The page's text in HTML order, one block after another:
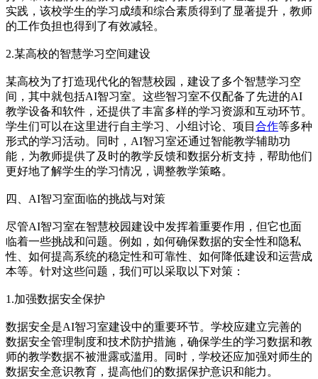
实践，该校学生的学习成绩和综合素质得到了显著提升，教师
的工作负担也得到了有效减轻。
2.某高校的智慧学习空间建设
某高校为了打造现代化的智慧校园，建设了多个智慧学习空
间，其中就包括AI智习室。这些智习室不仅配备了先进的AI
教学设备和软件，还提供了丰富多样的学习资源和互动环节。
学生们可以在这里进行自主学习、小组讨论、项目 合作等多种
形式的学习活动。同时，AI智习室还通过智能教学辅助功
能，为教师提供了及时的教学反馈和数据分析支持，帮助他们
更好地了解学生的学习情况，调整教学策略。
四、AI智习室面临的挑战与对策
尽管AI智习室在智慧校园建设中发挥着重要作用，但它也面
临着一些挑战和问题。例如，如何确保数据的安全性和隐私
性、如何提高系统的稳定性和可靠性、如何降低建设和运营成
本等。针对这些问题，我们可以采取以下对策：
1.加强数据安全保护
数据安全是AI智习室建设中的重要环节。学校应建立完善的
数据安全管理制度和技术防护措施，确保学生的学习数据和教
师的教学数据不被泄露或滥用。同时，学校还应加强对师生的
数据安全意识教育，提高他们的数据保护意识和能力。